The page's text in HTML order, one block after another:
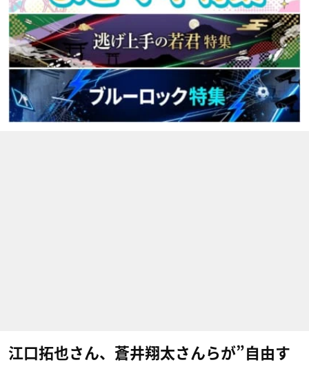
江口拓也さん、蒼井翔太さんらが”自由す